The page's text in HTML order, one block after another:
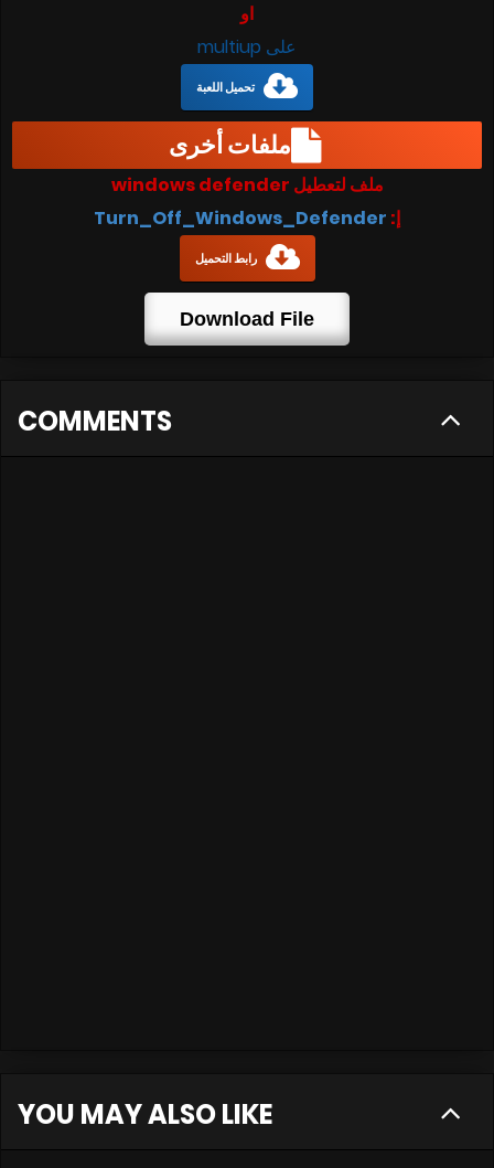
او
على multiup
تحميل اللعبة
ملفات أخرى
ملف لتعطيل windows defender
إ: Turn_Off_Windows_Defender
رابط التحميل
Download File
COMMENTS
YOU MAY ALSO LIKE